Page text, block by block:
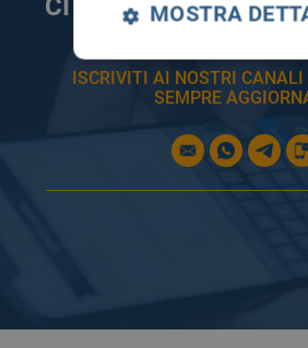
CI PRENDIAMO
ISCRIVITI AI NOSTRI CANALI
SEMPRE
MOSTRA